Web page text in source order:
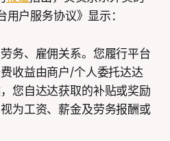
户服务协议》显示：
务、雇佣关系。您履行平台
收益由商户/个人委托达达
您自达达获取的补贴或奖励
为工资、薪金及劳务报酬或